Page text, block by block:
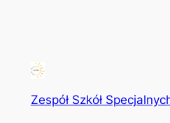
Zespół Szkół